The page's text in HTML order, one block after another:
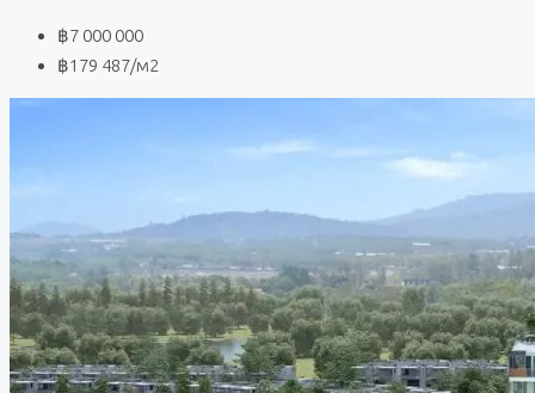
฿7 000 000
฿179 487/м2